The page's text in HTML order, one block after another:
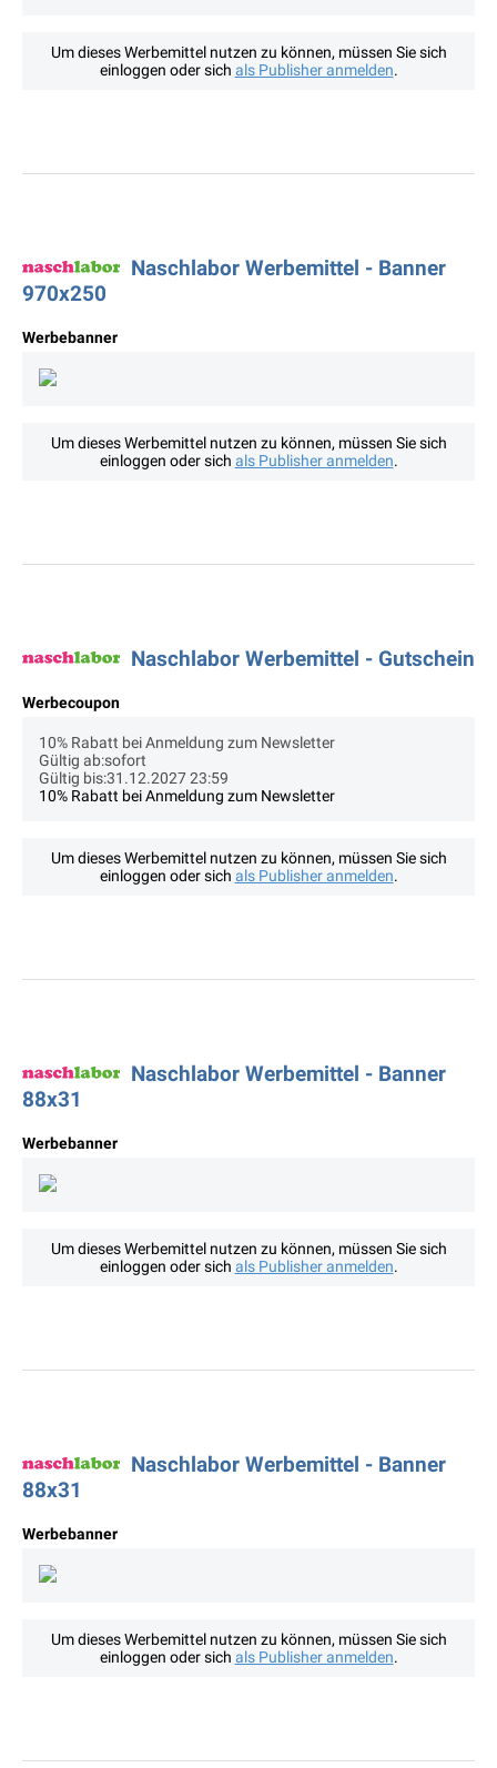
Um dieses Werbemittel nutzen zu können, müssen Sie sich
einloggen oder sich als Publisher anmelden.
Naschlabor Werbemittel - Banner
970x250
Werbebanner
Um dieses Werbemittel nutzen zu können, müssen Sie sich
einloggen oder sich als Publisher anmelden.
Naschlabor Werbemittel - Gutschein
Werbecoupon
10% Rabatt bei Anmeldung zum Newsletter
Gültig ab:sofort
Gültig bis:31.12.2027 23:59
10% Rabatt bei Anmeldung zum Newsletter
Um dieses Werbemittel nutzen zu können, müssen Sie sich
einloggen oder sich als Publisher anmelden.
Naschlabor Werbemittel - Banner
88x31
Werbebanner
Um dieses Werbemittel nutzen zu können, müssen Sie sich
einloggen oder sich als Publisher anmelden.
Naschlabor Werbemittel - Banner
88x31
Werbebanner
Um dieses Werbemittel nutzen zu können, müssen Sie sich
einloggen oder sich als Publisher anmelden.